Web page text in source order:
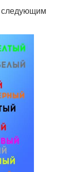
следующим